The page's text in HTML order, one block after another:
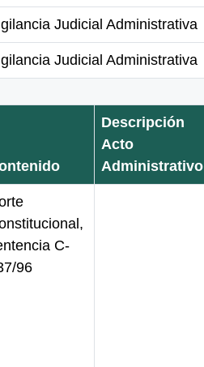
Judicial Administrativa
Judicial Administrativa
Descripción
Acto
Administrativo
C-
96